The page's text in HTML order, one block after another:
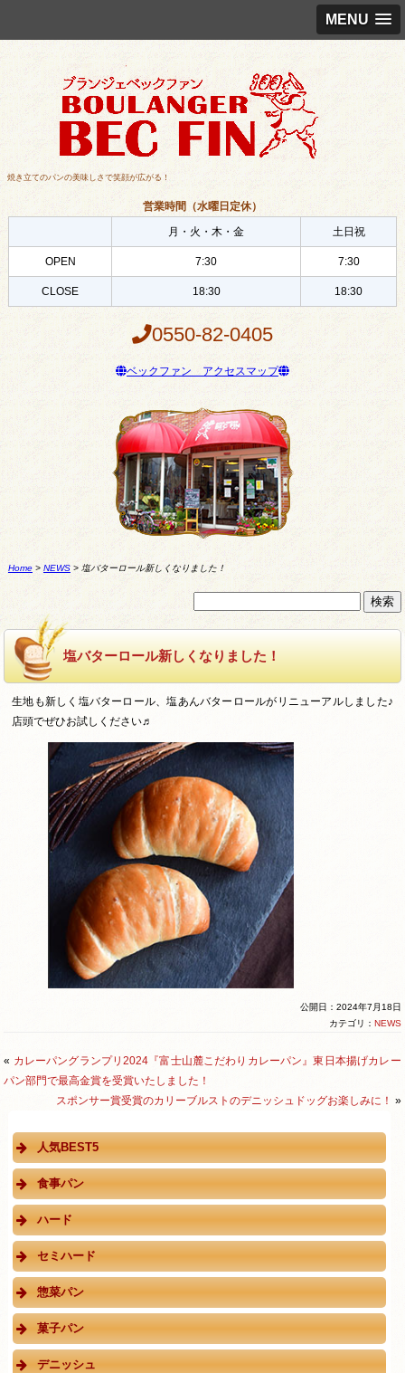
MENU
焼き立てのパンの美味しさで笑顔が広がる！
営業時間（水曜日定休）
月・火・木・金
土日祝
OPEN 7:30 7:30
CLOSE 18:30 18:30
0550-82-0405
ベックファン アクセスマップ
Home> NEWS> 塩バターロール新しくなりました！
塩バターロール新しくなりました！
生地も新しく塩バターロール、塩あんバターロールがリニューアルしました♪
店頭でぜひお試しください♬
公開日：2024年7月18日
カテゴリ： NEWS
« カレーパングランプリ2024『富士山麓こだわりカレーパン』東日本揚げカレー
パン部門で最高金賞を受賞いたしました！
スポンサー賞受賞のカリーブルストのデニッシュドッグお楽しみに！ »
人気BEST5
食事パン
ハード
セミハード
惣菜パン
菓子パン
デニッシュ